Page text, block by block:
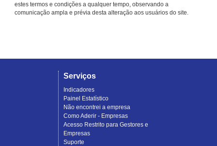
estes termos e condições a qualquer tempo, observando a
comunicação ampla e prévia desta alteração aos usuários do site.
Serviços
Indicadores
Painel Estatístico
Não encontrei a empresa
Como Aderir - Empresas
Acesso Restrito para Gestores e
Empresas
Suporte